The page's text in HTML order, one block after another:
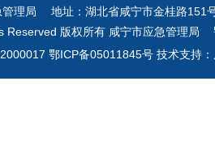
管理局 地址：湖北省咸宁市金桂路
Reserved 版权所有 咸宁市应急管理局
鄂ICP备05011845号 技术支持